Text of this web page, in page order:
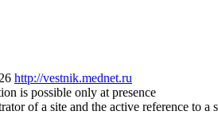
http://vestnik.mednet.ru
is possible only at presence
of a site and the active reference to a